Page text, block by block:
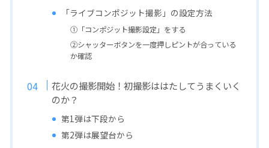
「ライブコンポジット撮影」の設定方法
①「コンポジット撮影設定」をする
②シャッターボタンを一度押しピントが合っている
か確認
花火の撮影開始！初撮影ははたしてうまくいく
のか？
第1弾は下段から
第2弾は展望台から